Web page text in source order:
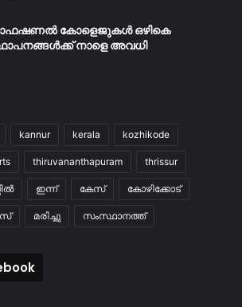
കോളെജുകൾ ഒഴികെ
നാളെ അവധി
kannur kerala kozhikode
thiruvananthapuram thrissur
ഇന്ന് കേസ് കോഴിക്കോട്
മരിച്ചു സംസ്ഥാനത്ത്